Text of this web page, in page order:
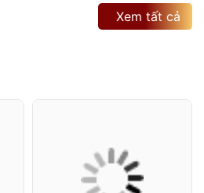
Xem tất cả